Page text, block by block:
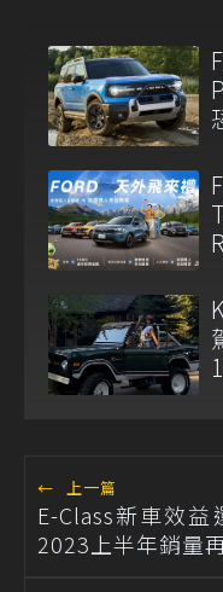
← 上一篇
E-Class新車效
2023上半年銷量